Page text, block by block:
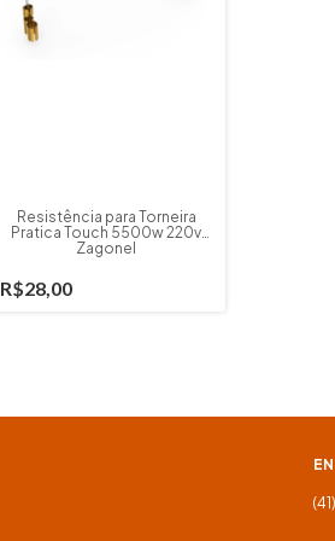
Resistência para Torneira
Pratica Touch 5500w 220v
Zagonel
R$28,00